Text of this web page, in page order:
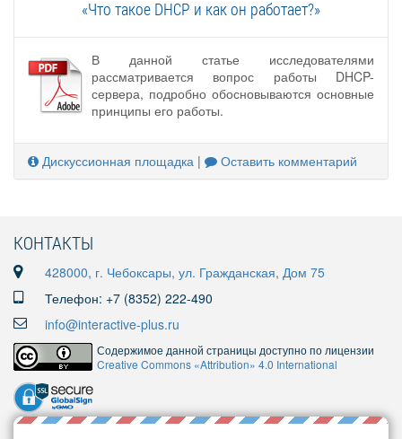
«Что такое DHCP и как он работает?»
В данной статье исследователями
рассматривается вопрос работы DHCP-
сервера, подробно обосновываются основные
принципы его работы.
Дискуссионная площадка | Оставить комментарий
КОНТАКТЫ
428000, г. Чебоксары, ул. Гражданская, Дом 75
Телефон: +7 (8352) 222-490
info@interactive-plus.ru
Содержимое данной страницы доступно по лицензии
Creative Commons «Attribution» 4.0 International